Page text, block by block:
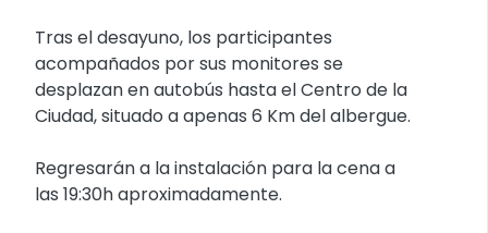
Tras el desayuno, los participantes
acompañados por sus monitores se
desplazan en autobús hasta el Centro de la
Ciudad, situado a apenas 6 Km del albergue.
Regresarán a la instalación para la cena a
las 19:30h aproximadamente.